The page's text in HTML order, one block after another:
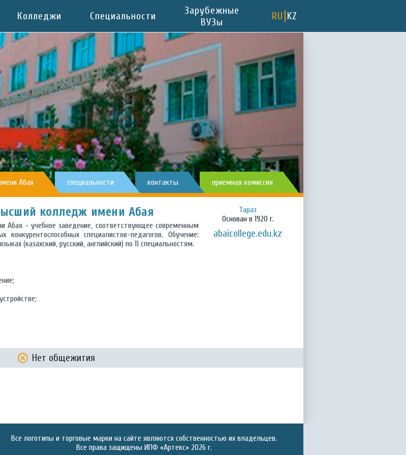
Колледжи Специальности
Зарубежные
ВУЗы
RU KZ
Абая специальности контакты приемная комиссия
колледж имени Абая
- учебное заведение, соответствующее современным
специалистов-педагогов. Обучение:
(казахский, русский, английский) по 11 специальностям.
Тараз
Основан в 1920 г.
abaicollege.edu.kz
Нет общежития
Все логотипы и торговые марки на сайте являются собственностью их владельцев.
Все права защищены ИПФ «Артекс» 2026 г.